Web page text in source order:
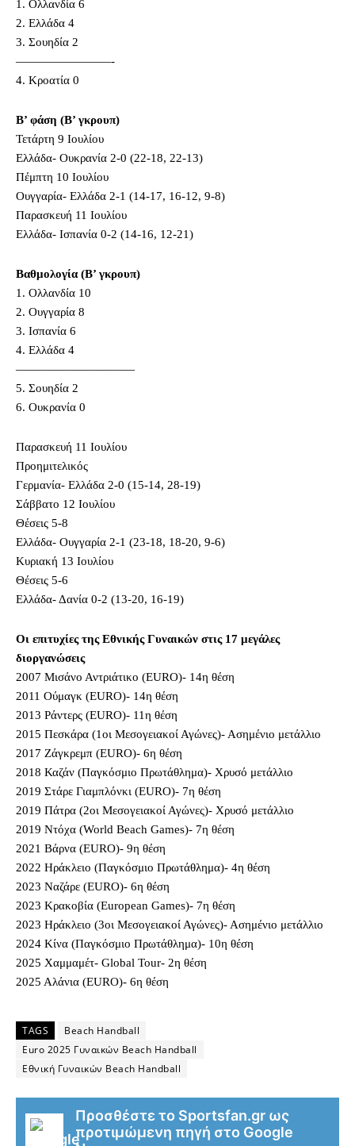
1. Ολλανδία 6
2. Ελλάδα 4
3. Σουηδία 2
————————-
4. Κροατία 0
Β’ φάση (Β’ γκρουπ)
Τετάρτη 9 Ιουλίου
Ελλάδα- Ουκρανία 2-0 (22-18, 22-13)
Πέμπτη 10 Ιουλίου
Ουγγαρία- Ελλάδα 2-1 (14-17, 16-12, 9-8)
Παρασκευή 11 Ιουλίου
Ελλάδα- Ισπανία 0-2 (14-16, 12-21)
Βαθμολογία (Β’ γκρουπ)
1. Ολλανδία 10
2. Ουγγαρία 8
3. Ισπανία 6
4. Ελλάδα 4
——————————
5. Σουηδία 2
6. Ουκρανία 0
Παρασκευή 11 Ιουλίου
Προημιτελικός
Γερμανία- Ελλάδα 2-0 (15-14, 28-19)
Σάββατο 12 Ιουλίου
Θέσεις 5-8
Ελλάδα- Ουγγαρία 2-1 (23-18, 18-20, 9-6)
Κυριακή 13 Ιουλίου
Θέσεις 5-6
Ελλάδα- Δανία 0-2 (13-20, 16-19)
Οι επιτυχίες της Εθνικής Γυναικών στις 17 μεγάλες
διοργανώσεις
2007 Μισάνο Αντριάτικο (EURO)- 14η θέση
2011 Ούμαγκ (ΕURO)- 14η θέση
2013 Ράντερς (ΕURO)- 11η θέση
2015 Πεσκάρα (1οι Μεσογειακοί Αγώνες)- Ασημένιο μετάλλιο
2017 Ζάγκρεμπ (ΕURO)- 6η θέση
2018 Καζάν (Παγκόσμιο Πρωτάθλημα)- Χρυσό μετάλλιο
2019 Στάρε Γιαμπλόνκι (ΕURO)- 7η θέση
2019 Πάτρα (2οι Μεσογειακοί Αγώνες)- Χρυσό μετάλλιο
2019 Ντόχα (World Beach Games)- 7η θέση
2021 Βάρνα (ΕURO)- 9η θέση
2022 Ηράκλειο (Παγκόσμιο Πρωτάθλημα)- 4η θέση
2023 Ναζάρε (ΕURO)- 6η θέση
2023 Κρακοβία (European Games)- 7η θέση
2023 Ηράκλειο (3οι Μεσογειακοί Αγώνες)- Ασημένιο μετάλλιο
2024 Κίνα (Παγκόσμιο Πρωτάθλημα)- 10η θέση
2025 Χαμμαμέτ- Global Tour- 2η θέση
2025 Αλάνια (EURO)- 6η θέση
TAGS
Beach Handball
Euro 2025 Γυναικών Beach Handball
Εθνική Γυναικών Beach Handball
Προσθέστε το Sportsfan.gr ως
προτιμώμενη πηγή στο Google